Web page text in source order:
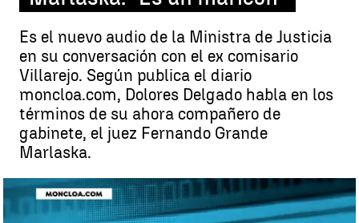
Es el nuevo audio de la Ministra de Justicia
en su conversación con el ex comisario
Villarejo. Según publica el diario
moncloa.com, Dolores Delgado habla en los
términos de su ahora compañero de
gabinete, el juez Fernando Grande
Marlaska.
Salen a la luz nuevos audios de la conversación de Delgado con
Villarejo, hablando sobre Marlaska: "Es un maricón" |
antena3noticias.com